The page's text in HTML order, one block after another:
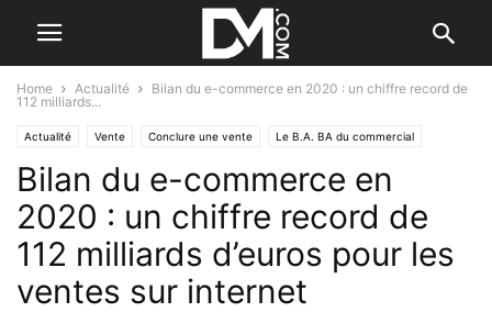
Home Actualité
Bilan du e-commerce en 2020 : un chiffre record de
112 milliards...
Actualité Vente Conclure une vente Le B.A. BA du commercial
Bilan du e-commerce en
2020 : un chiffre record de
112 milliards d’euros pour les
ventes sur internet